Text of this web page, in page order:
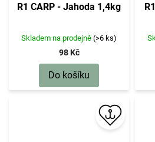
R1 CARP - Jahoda 1,4kg
Skladem na prodejně (>6 ks)
98 Kč
Do košíku